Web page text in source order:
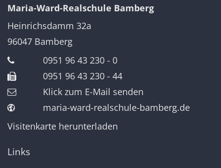
Maria-Ward-Realschule Bamberg
Heinrichsdamm 32a
96047 Bamberg
0951 96 43 230 - 0
0951 96 43 230 - 44
Klick zum E-Mail senden
maria-ward-realschule-bamberg.de
Visitenkarte herunterladen
Links